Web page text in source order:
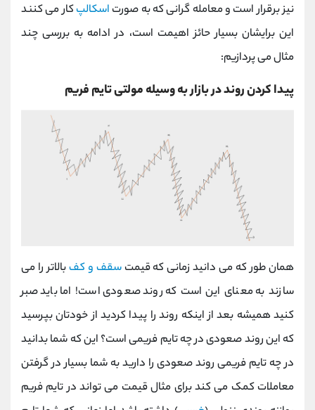
نیز برقرار است و معامله گرانی که به صورت اسکالپکار می کنند
این برایشان بسیار حائز اهیمت است، در ادامه به بررسی چند
مثال می پردازیم:
پیدا کردن روند در بازار به وسیله مولتی تایم فریم
همان طور که می دانید زمانی که قیمتسقف و کفبالاتر را می
سازند به معنای این است که روند صعودی است! اما باید صبر
کنید همیشه بعد از اینکه روند را پیدا کردید از خودتان بپرسید
که این روند صعودی در چه تایم فریمی است؟ این که شما بدانید
در چه تایم فریمی روند صعودی را دارید به شما بسیار در گرفتن
معاملات کمک می کند برای مثال قیمت می تواند در تایم فریم